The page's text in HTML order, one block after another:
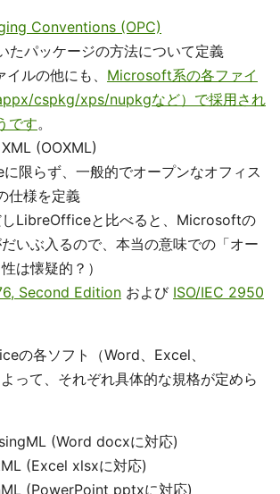
Conventions (OPC)
たパッケージの方法について定義
ルの他にも、 Microsoft系の各ファイ
cspkg/xps/nupkgなど）で採用され
です。
(OOXML)
限らず、一般的でオープンなオフィス
仕様を定義
しLibreOfficeと比べると、Microsoftの
いぶ入るので、本当の意味での「オー
は懐疑的？）
Second Edition および ISO/IEC 2950
の各ソフト（Word、Excel、
って、それぞれ具体的な規格が定めら
(Word docxに対応)
(Excel xlsxに対応)
(PowerPoint pptxに対応)